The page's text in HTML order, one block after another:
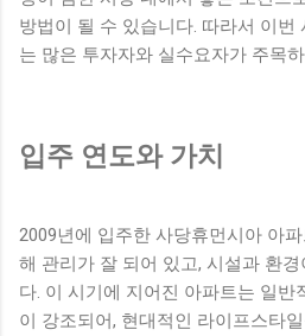
방법이 될 수 있습니다. 따라서 이번
는 많은 투자자와 실수요자가 주목
입주 연도와 가치
2009년에 입주한 사당휴먼시아 아
해 관리가 잘 되어 있고, 시설과 환
다. 이 시기에 지어진 아파트는 일반
이 강조되어, 현대적인 라이프스타